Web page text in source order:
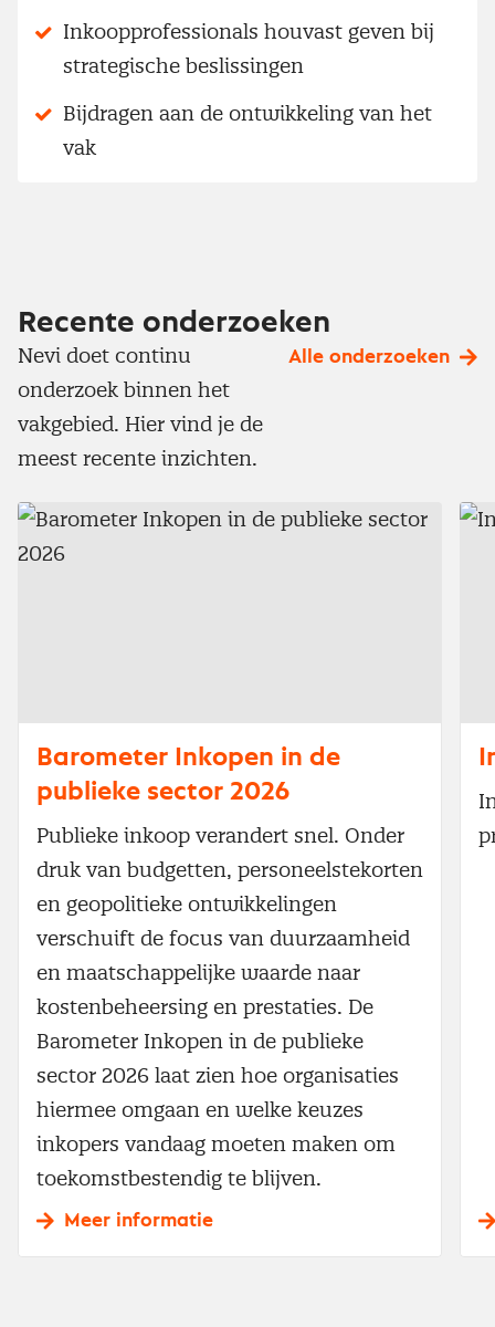
Inkoopprofessionals houvast geven bij
strategische beslissingen
Bijdragen aan de ontwikkeling van het
vak
Recente onderzoeken
Nevi doet continu
onderzoek binnen het
vakgebied. Hier vind je de
meest recente inzichten.
Alle onderzoeken
Barometer Inkopen in de
publieke sector 2026
Publieke inkoop verandert snel. Onder
druk van budgetten, personeelstekorten
en geopolitieke ontwikkelingen
verschuift de focus van duurzaamheid
en maatschappelijke waarde naar
kostenbeheersing en prestaties. De
Barometer Inkopen in de publieke
sector 2026 laat zien hoe organisaties
hiermee omgaan en welke keuzes
inkopers vandaag moeten maken om
toekomstbestendig te blijven.
Meer informatie